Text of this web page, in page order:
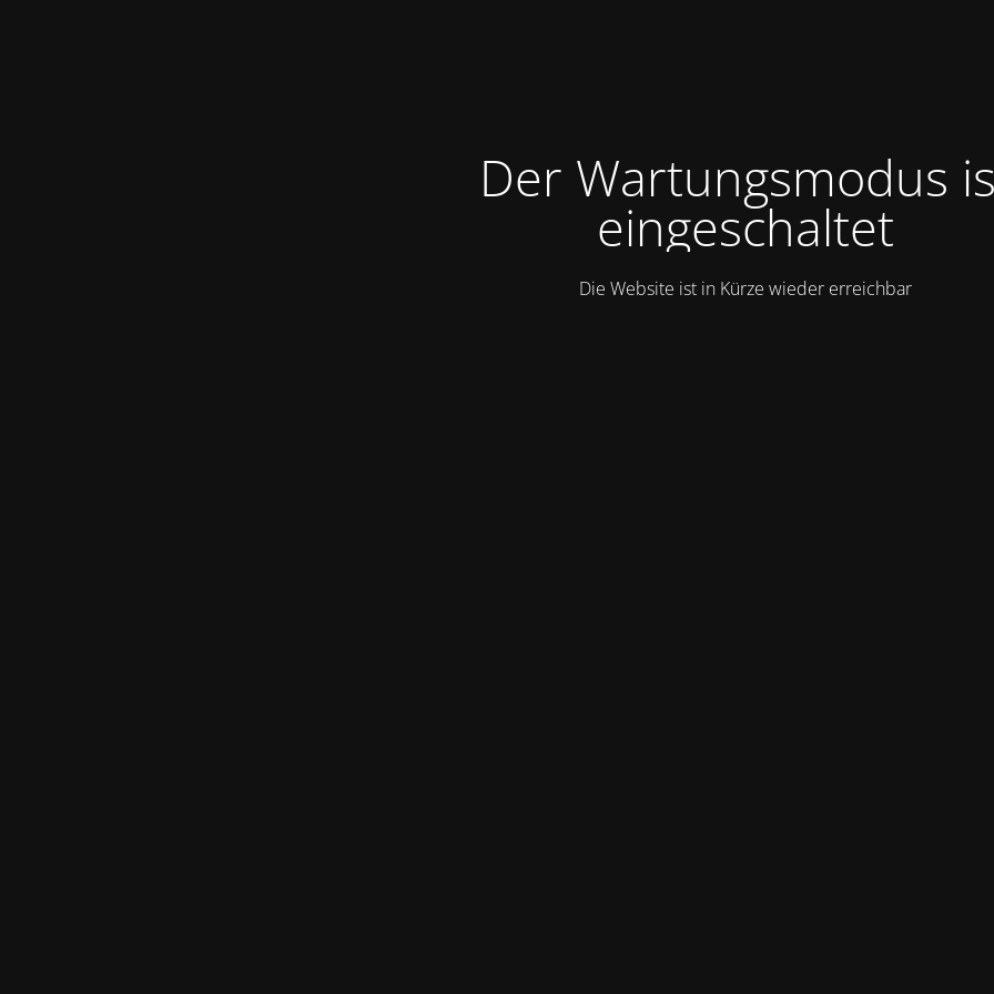
Der Wartungsmodus
eingeschaltet
Die Website ist in Kürze wieder erreichbar